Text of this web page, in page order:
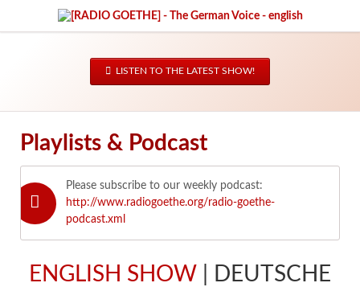
LISTEN TO THE LATEST SHOW!
Playlists & Podcast
Please subscribe to our weekly podcast:
http://www.radiogoethe.org/radio-goethe-
podcast.xml
ENGLISH SHOW | DEUTSCHE